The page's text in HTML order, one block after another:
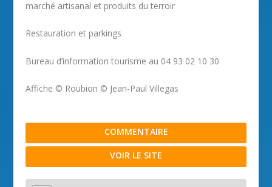
marché artisanal et produits du terroir
Restauration et parkings
Bureau d’information tourisme au 04 93 02 10 30
Affiche © Roubion © Jean-Paul Villegas
COMMENTAIRE
VOIR LE SITE